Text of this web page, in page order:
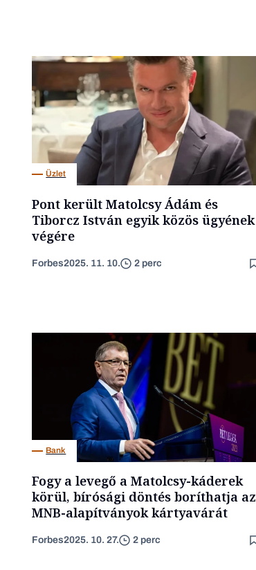
Üzlet
Pont került Matolcsy Ádám és
Tiborcz István egyik közös ügyének
végére
Forbes2025. 11. 10. 2 perc
Bank
Fogy a levegő a Matolcsy-káderek
körül, bírósági döntés boríthatja az
MNB-alapítványok kártyavárát
Forbes2025. 10. 27. 2 perc